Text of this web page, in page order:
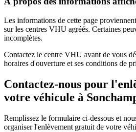
Les informations de cette page
sur les centres VHU agréés. Certaines
incomplètes.
Contactez le centre VHU avant de vous
horaires d'ouverture et ses conditions de
Contactez-nous pour
votre véhicule à
Remplissez le formulaire ci-dessous et
organiser l'enlèvement gratuit de votre